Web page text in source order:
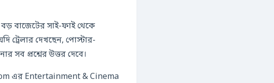
বাজেটের সাই-ফাই থেকে
ট্রেলার দেখছেন, পোস্টার-
সব প্রশ্নের উত্তর দেবে।
এর Entertainment & Cinema